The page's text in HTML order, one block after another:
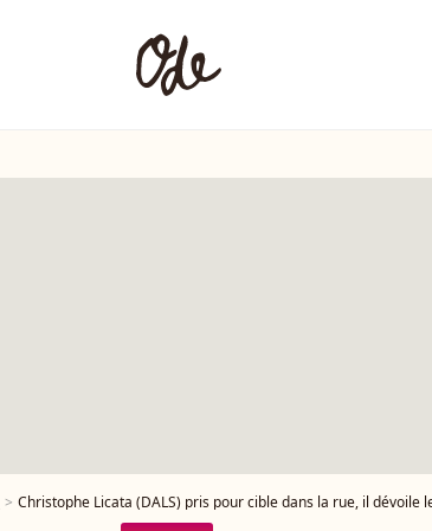
Christophe Licata (DALS) pris pour cible dans la rue, il dévoile les conséquences